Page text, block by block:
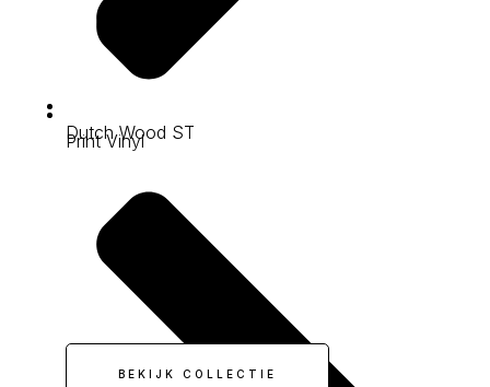
Print Vinyl
Dutch Wood ST
BEKIJK COLLECTIE